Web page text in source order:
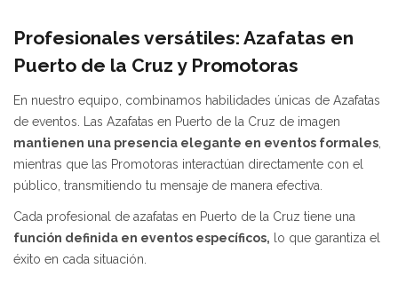
Profesionales versátiles: Azafatas en
Puerto de la Cruz y Promotoras
En nuestro equipo, combinamos habilidades únicas de Azafatas
de eventos. Las Azafatas en Puerto de la Cruz de imagen
mantienen una presencia elegante en eventos formales
mientras que las Promotoras interactúan directamente con el
público, transmitiendo tu mensaje de manera efectiva.
Cada profesional de azafatas en Puerto de la Cruz tiene una
función definida en eventos específicos, lo que garantiza el
éxito en cada situación.